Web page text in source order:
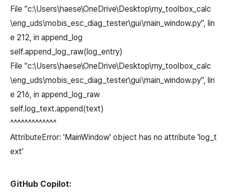
File "c:\Users\haese\OneDrive\Desktop\my_toolbox_calc
\eng_uds\mobis_esc_diag_tester\gui\main_window.py", lin
e 212, in append_log
self.append_log_raw(log_entry)
File "c:\Users\haese\OneDrive\Desktop\my_toolbox_calc
\eng_uds\mobis_esc_diag_tester\gui\main_window.py", lin
e 216, in append_log_raw
self.log_text.append(text)
^^^^^^^^^^^^^
AttributeError: 'MainWindow' object has no attribute 'log_t
ext'
GitHub Copilot: